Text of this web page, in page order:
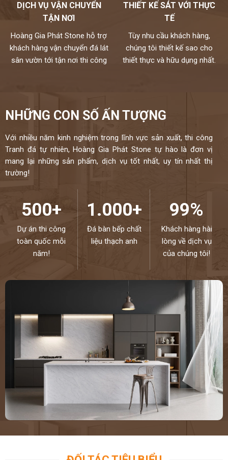
DỊCH VỤ VẬN CHUYỂN
TẬN NƠI
Hoàng Gia Phát Stone hỗ trợ
khách hàng vận chuyển đá lát
sân vườn tới tận nơi thi công
THIẾT KẾ SÁT VỚI THỰC
TẾ
Tùy nhu cầu khách hàng,
chúng tôi thiết kế sao cho
thiết thực và hữu dụng nhất.
NHỮNG CON SỐ ẤN TƯỢNG
Với nhiều năm kinh nghiệm trong lĩnh vực sản xuất, thi công
Tranh đá tự nhiên, Hoàng Gia Phát Stone tự hào là đơn vị
mang lại những sản phẩm, dịch vụ tốt nhất, uy tín nhất thị
trường!
500+
Dự án thi công
toàn quốc mỗi
năm!
1.000+
Đá bàn bếp chất
liệu thạch anh
99%
Khách hàng hài
lòng về dịch vụ
của chúng tôi!